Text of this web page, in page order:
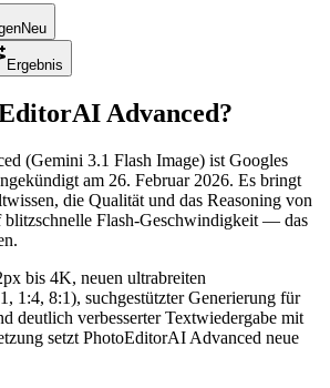
Neu
Ergebnis
Advanced?
(Gemini 3.1 Flash Image) ist Googles
am 26. Februar 2026. Es bringt
die Qualität und das Reasoning von
Flash-Geschwindigkeit — das
bis 4K, neuen ultrabreiten
1:4, 8:1), suchgestützter Generierung für
deutlich verbesserter Textwiedergabe mit
setzt PhotoEditorAI Advanced neue